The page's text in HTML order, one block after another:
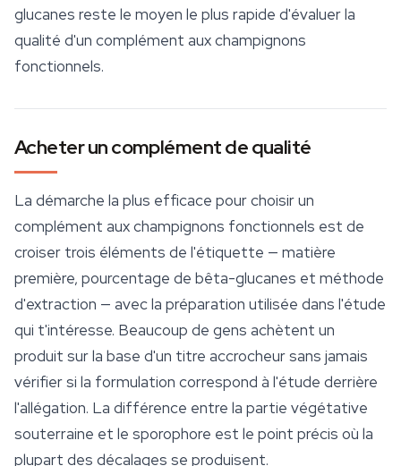
glucanes reste le moyen le plus rapide d'évaluer la
qualité d'un complément aux champignons
fonctionnels.
Acheter un complément de qualité
La démarche la plus efficace pour choisir un
complément aux champignons fonctionnels est de
croiser trois éléments de l'étiquette — matière
première, pourcentage de bêta-glucanes et méthode
d'extraction — avec la préparation utilisée dans l'étude
qui t'intéresse. Beaucoup de gens achètent un
produit sur la base d'un titre accrocheur sans jamais
vérifier si la formulation correspond à l'étude derrière
l'allégation. La différence entre la partie végétative
souterraine et le sporophore est le point précis où la
plupart des décalages se produisent.